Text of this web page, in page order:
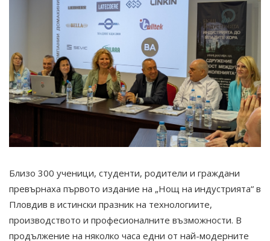
Близо 300 ученици, студенти, родители и граждани
превърнаха първото издание на „Нощ на индустрията“ в
Пловдив в истински празник на технологиите,
производството и професионалните възможности. В
продължение на няколко часа едни от най-модерните